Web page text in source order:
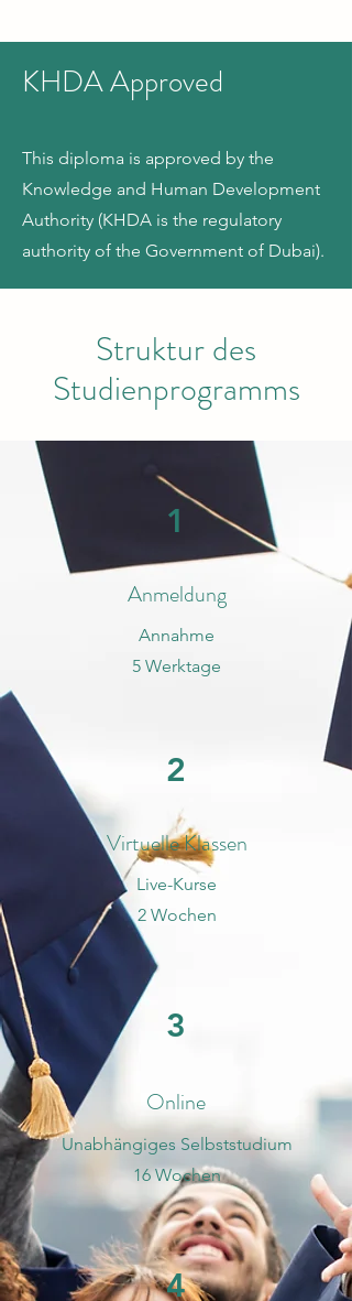
KHDA Approved
This diploma is approved by the
Knowledge and Human Development
Authority (KHDA is the regulatory
authority of the Government of Dubai).
Struktur des
Studienprogramms
1
Anmeldung
Annahme
5 Werktage
2
Virtuelle Klassen
Live-Kurse
2 Wochen
3
Online
Unabhängiges Selbststudium
16 Wochen
4